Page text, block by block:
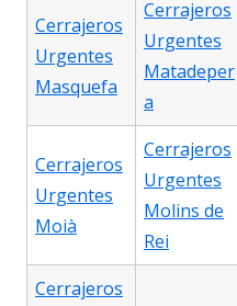
Cerrajeros
Urgentes
Masquefa
Cerrajeros
Urgentes
Matadeper
a
Cerrajeros
Urgentes
Moià
Cerrajeros
Urgentes
Molins de
Rei
Cerrajeros